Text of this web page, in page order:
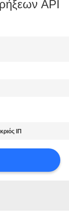
API
ΙΠ